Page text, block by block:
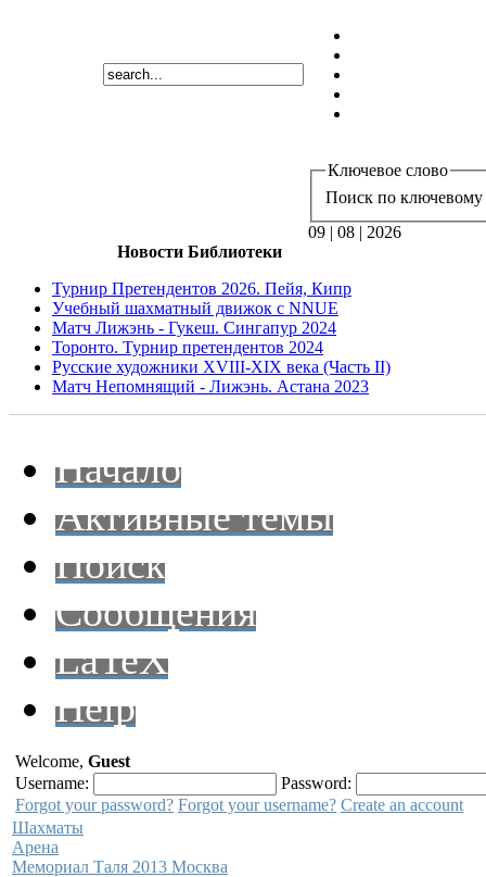
Ключевое слово
Поиск по ключевому
09 | 08 | 2026
Новости Библиотеки
Турнир Претендентов 2026. Пейя, Кипр
Учебный шахматный движок с NNUE
Матч Лижэнь - Гукеш. Сингапур 2024
Торонто. Турнир претендентов 2024
Русские художники XVIII-XIX века (Часть II)
Матч Непомнящий - Лижэнь. Астана 2023
Начало
Активные темы
Поиск
Сообщения
LaTeX
Help
Welcome, Guest
Username:
Password:
Forgot your password? Forgot your username? Create an account
Шахматы
Арена
Мемориал Таля 2013 Москва